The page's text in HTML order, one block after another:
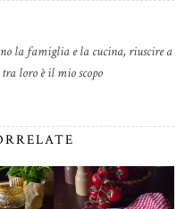
la famiglia e la cucina, riuscire a
loro è il mio scopo